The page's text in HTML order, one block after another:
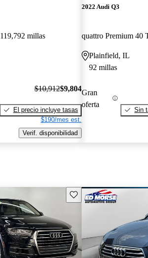
119,792 millas
$10,912$9,804
El precio incluye tasas
$190/mes est.
Verif. disponibilidad
2022 Audi Q3
quattro Premium 40
Plainfield, IL
92 millas
Gran
oferta
Sin
Guarda este Aviso